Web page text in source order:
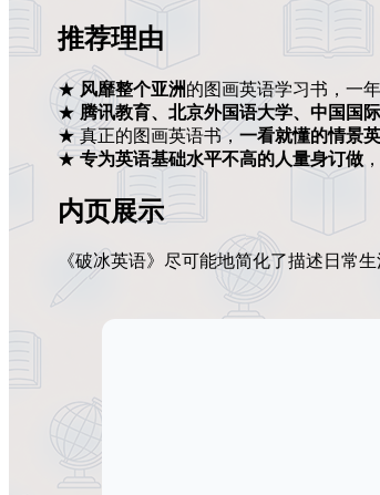
推荐理由
★风靡整个亚洲的图画英语学习书，一
★ 腾讯教育、北京外国语大学、中国国
★ 真正的图画英语书， 一看就懂的情景
★专为英语基础水平不高的人量身订做
内页展示
《破冰英语》尽可能地简化了描述日常生